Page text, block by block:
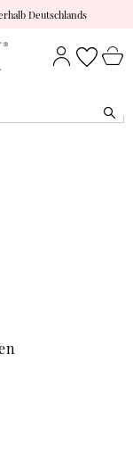
Deutschlands